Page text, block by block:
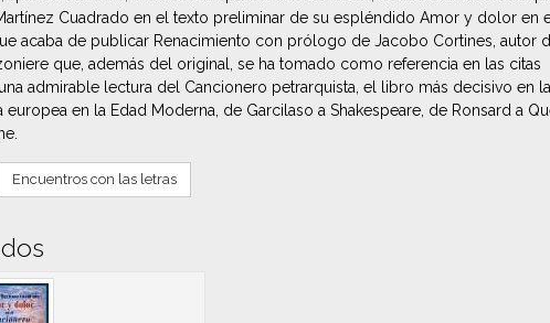
Cuadrado en el texto preliminar de su espléndido Amor y dolor en
acaba de publicar Renacimiento con prólogo de Jacobo Cortines, autor
que, además del original, se ha tomado como referencia en las citas
admirable lectura del Cancionero petrarquista, el libro más decisivo en la
en la Edad Moderna, de Garcilaso a Shakespeare, de Ronsard a
Encuentros con las letras